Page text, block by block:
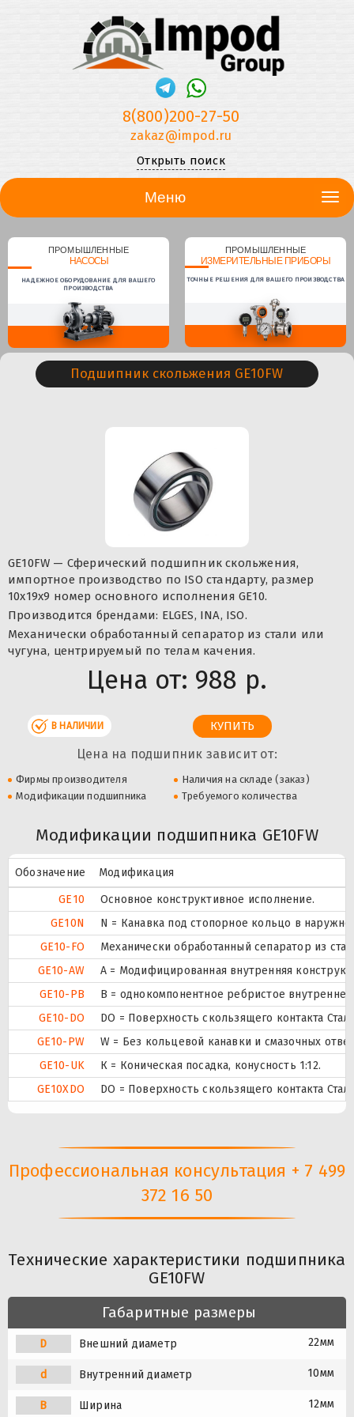
8(800)200-27-50
zakaz@impod.ru
Открыть поиск
Меню
ПРОМЫШЛЕННЫЕ
НАСОСЫ
НАДЕЖНОЕ ОБОРУДОВАНИЕ ДЛЯ ВАШЕГО
ПРОИЗВОДСТВА
ПРОМЫШЛЕННЫЕ
ИЗМЕРИТЕЛЬНЫЕ ПРИБОРЫ
ТОЧНЫЕ РЕШЕНИЯ ДЛЯ ВАШЕГО ПРОИЗВОДСТВА
Подшипник скольжения GE10FW
GE10FW — Сферический подшипник скольжения,
импортное производство по ISO стандарту, размер
10x19x9 номер основного исполнения GE10.
Производится брендами: ELGES, INA, ISO.
Механически обработанный сепаратор из стали или
чугуна, центрируемый по телам качения.
Цена от: 988 р.
В НАЛИЧИИ
Цена на подшипник зависит от:
Фирмы производителя
Наличия на складе (заказ)
Модификации подшипника
Требуемого количества
Модификации подшипника GE10FW
Обозначение
Модификация
GE10
Основное конструктивное исполнение.
GE10N
N = Канавка под стопорное кольцо в
GE10-FO
Механически обработанный сепаратор из
GE10-AW
A = Модифицированная внутренняя
GE10-PB
B = однокомпонентное ребристое
GE10-DO
DO = Поверхность скользящего контакта
GE10-PW
W = Без кольцевой канавки и смазочных
GE10-UK
К = Коническая посадка, конусность 1:12.
GE10XDO
DO = Поверхность скользящего контакта
Профессиональная консультация + 7 499
372 16 50
Технические характеристики подшипника
GE10FW
Габаритные размеры
D Внешний диаметр 22мм
d Внутренний диаметр 10мм
B Ширина 12мм